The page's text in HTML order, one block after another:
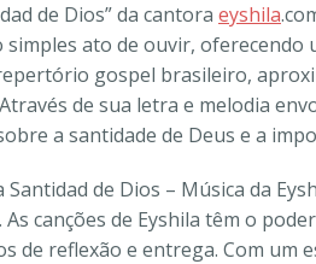
de Dios” da cantora eyshila
ato de ouvir, oferecendo
gospel brasileiro,
de sua letra e melodia
a santidade de Deus e a
Santidad de Dios – Música da
canções de Eyshila têm o
de reflexão e entrega. Com um